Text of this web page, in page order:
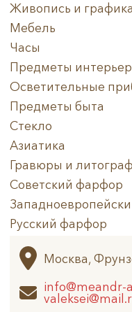
Живопись и графика
Мебель
Часы
Предметы
Осветительные
Предметы быта
Стекло
Азиатика
Гравюры и
Советский фарфор
Русский фарфор
Архив
Москва,
info@meandr-